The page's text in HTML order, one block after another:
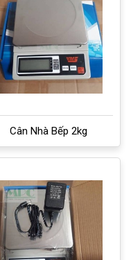
Cân Nhà Bếp 2kg